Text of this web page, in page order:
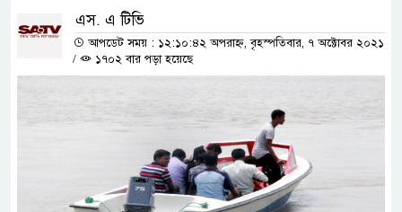
এস. এ টিভি
আপডেট সময় : ১২:১০:৪২ অপরাহ্ন, বৃহস্পতিবার, ৭ অক্টোবর ২০২১
/
১৭০২ বার পড়া হয়েছে